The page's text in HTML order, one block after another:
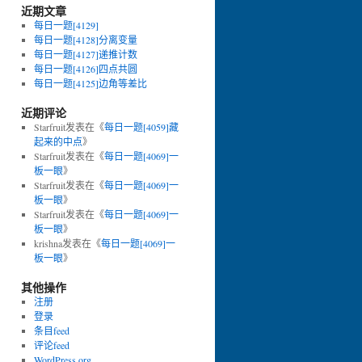
近期文章
每日一题[4129]
每日一题[4128]分离变量
每日一题[4127]递推计数
每日一题[4126]四点共圆
每日一题[4125]边角等差比
近期评论
Starfruit发表在《每日一题[4059]藏
起来的中点》
Starfruit发表在《每日一题[4069]一
板一眼》
Starfruit发表在《每日一题[4069]一
板一眼》
Starfruit发表在《每日一题[4069]一
板一眼》
krishna发表在《每日一题[4069]一
板一眼》
其他操作
注册
登录
条目feed
评论feed